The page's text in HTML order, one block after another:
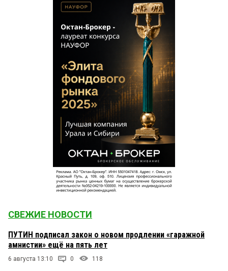
СВЕЖИЕ НОВОСТИ
ПУТИН подписал закон о новом продлении «гаражной
амнистии» ещё на пять лет
6 августа 13:10 0 118